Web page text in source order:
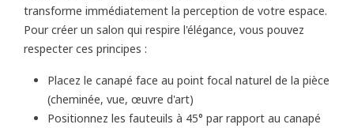
transforme immédiatement la perception de votre espace.
Pour créer un salon qui respire l'élégance, vous pouvez
respecter ces principes :
Placez le canapé face au point focal naturel de la pièce
(cheminée, vue, œuvre d'art)
Positionnez les fauteuils à 45° par rapport au canapé